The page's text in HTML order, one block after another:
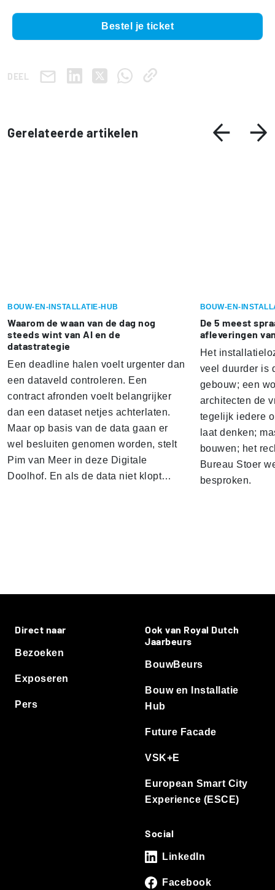
Bestel je ticket
DEEL
Gerelateerde artikelen
BOUW-EN-INSTALLATIE-HUB
Waarom de waan van de dag nog
steeds wint van AI en de
datastrategie
Een deadline halen voelt urgenter dan
een dataveld controleren. Een
contract afronden voelt belangrijker
dan een dataset netjes achterlaten.
Maar op basis van de data gaan er
wel besluiten genomen worden, stelt
Pim van Meer in deze Digitale
Doolhof. En als de data niet klopt…
BOUW-EN-
De 5 meest
afleveringen
Het
veel duurder is
gebouw; een
architecten de
tegelijk iedere
laat denken;
bouwen; het
Bureau Stoer
besproken.
Direct naar
Bezoeken
Exposeren
Pers
Ook van Royal Dutch
Jaarbeurs
BouwBeurs
Bouw en Installatie
Hub
Future Facade
VSK+E
European Smart City
Experience (ESCE)
Social
LinkedIn
Facebook